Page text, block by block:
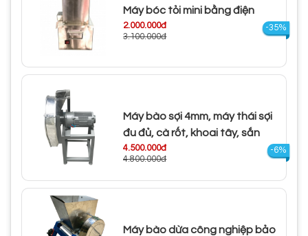
Máy bóc tỏi mini bằng điện
2.000.000đ
3.100.000đ
-35%
Máy bào sợi 4mm, máy thái sợi
đu đủ, cà rốt, khoai tây, sắn
4.500.000đ
4.800.000đ
-6%
Máy bào dừa công nghiệp bảo